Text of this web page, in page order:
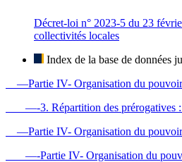
Décret-loi n° 2023-5 du 23
collectivités locales
Index de la base de données
—Partie IV- Organisation du pouvoir
—-3. Répartition des prérogatives :
—Partie IV- Organisation du pouvoir
—-Partie IV- Organisation du